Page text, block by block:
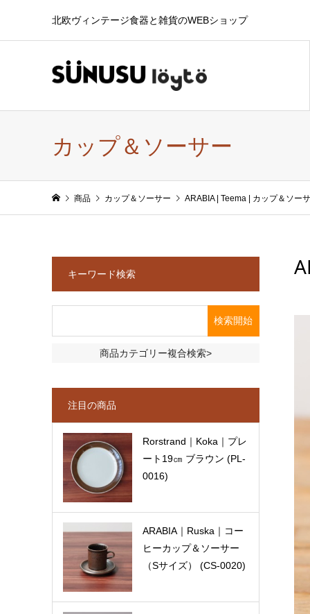
北欧ヴィンテージ食器と雑貨のWEBショップ
カップ＆ソーサー
商品 カップ＆ソーサー ARABIA | Teema | カップ＆ソー
キーワード検索
商品カテゴリー複合検索>
注目の商品
Rorstrand｜Koka｜プレ
ート19㎝ ブラウン (PL-
0016)
ARABIA｜Ruska｜コー
ヒーカップ＆ソーサー
（Sサイズ） (CS-0020)